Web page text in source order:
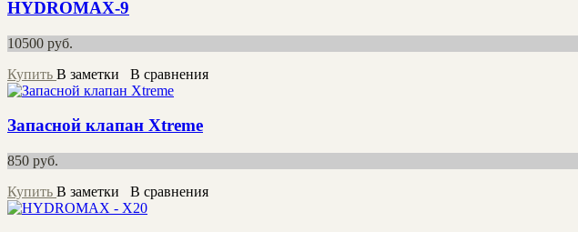
HYDROMAX-9
10500 руб.
Купить В заметки В сравнения
Запасной клапан Xtreme
850 руб.
Купить В заметки В сравнения